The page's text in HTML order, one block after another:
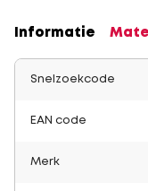
Informatie
Snelzoekcode
EAN code
Merk